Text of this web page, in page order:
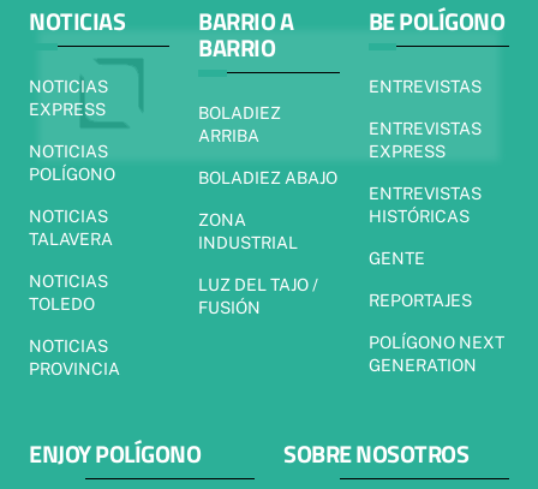
NOTICIAS
NOTICIAS
EXPRESS
NOTICIAS
POLÍGONO
NOTICIAS
TALAVERA
NOTICIAS
TOLEDO
NOTICIAS
PROVINCIA
BARRIO A
BARRIO
BOLADIEZ
ARRIBA
BOLADIEZ ABAJO
ZONA
INDUSTRIAL
LUZ DEL TAJO /
FUSIÓN
BE POLÍGONO
ENTREVISTAS
ENTREVISTAS
EXPRESS
ENTREVISTAS
HISTÓRICAS
GENTE
REPORTAJES
POLÍGONO NEXT
GENERATION
ENJOY POLÍGONO SOBRE NOSOTROS